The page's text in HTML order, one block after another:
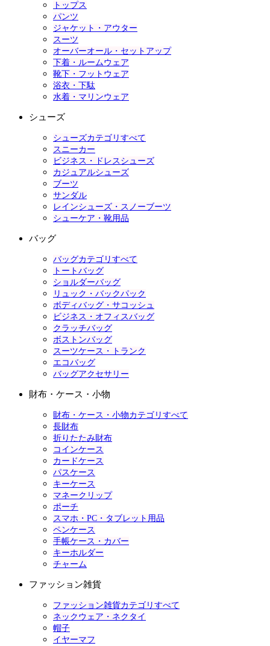
トップス
パンツ
ジャケット・アウター
スーツ
オーバーオール・セットアップ
下着・ルームウェア
靴下・フットウェア
浴衣・下駄
水着・マリンウェア
シューズ
シューズカテゴリすべて
スニーカー
ビジネス・ドレスシューズ
カジュアルシューズ
ブーツ
サンダル
レインシューズ・スノーブーツ
シューケア・靴用品
バッグ
バッグカテゴリすべて
トートバッグ
ショルダーバッグ
リュック・バックパック
ボディバッグ・サコッシュ
ビジネス・オフィスバッグ
クラッチバッグ
ボストンバッグ
スーツケース・トランク
エコバッグ
バッグアクセサリー
財布・ケース・小物
財布・ケース・小物カテゴリすべて
長財布
折りたたみ財布
コインケース
カードケース
パスケース
キーケース
マネークリップ
ポーチ
スマホ・PC・タブレット用品
ペンケース
手帳ケース・カバー
キーホルダー
チャーム
ファッション雑貨
ファッション雑貨カテゴリすべて
ネックウェア・ネクタイ
帽子
イヤーマフ